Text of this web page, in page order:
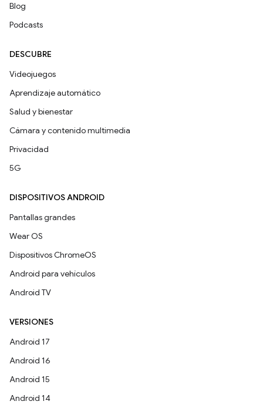
Blog
Podcasts
DESCUBRE
Videojuegos
Aprendizaje automático
Salud y bienestar
Cámara y contenido multimedia
Privacidad
5G
DISPOSITIVOS ANDROID
Pantallas grandes
Wear OS
Dispositivos ChromeOS
Android para vehículos
Android TV
VERSIONES
Android 17
Android 16
Android 15
Android 14